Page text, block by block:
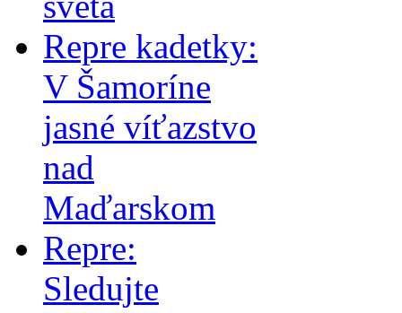
Repre kadetky:
V Šamoríne
jasné víťazstvo
nad
Maďarskom
Repre:
Sledujte